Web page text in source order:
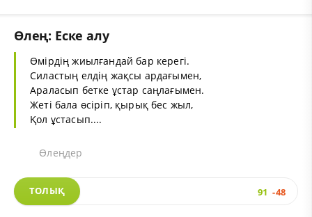
Өлең: Еске алу
Өмірдің жиылғандай бар керегі.
Силастың елдің жақсы ардағымен,
Араласып бетке ұстар саңлағымен.
Жеті бала өсіріп, қырық бес жыл,
Қол ұстасып....
Өлеңдер
ТОЛЫҚ 91 -48